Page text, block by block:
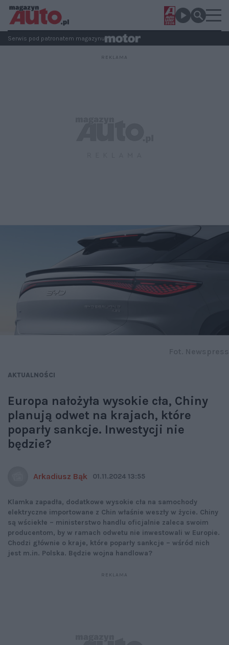
Serwis pod patronatem magazynu
AKTUALNOŚCI
Europa nałożyła wysokie cła, Chiny
planują odwet na krajach, które
poparły sankcje. Inwestycji nie
będzie?
Arkadiusz Bąk 01.11.2024 13:55
Klamka zapadła, dodatkowe wysokie cła na samochody
elektryczne importowane z Chin właśnie weszły w życie. Chiny
są wściekłe – ministerstwo handlu oficjalnie zaleca swoim
producentom, by w ramach odwetu nie inwestowali w Europie.
Chodzi głównie o kraje, które poparły sankcje – wśród nich
jest m.in. Polska. Będzie wojna handlowa?